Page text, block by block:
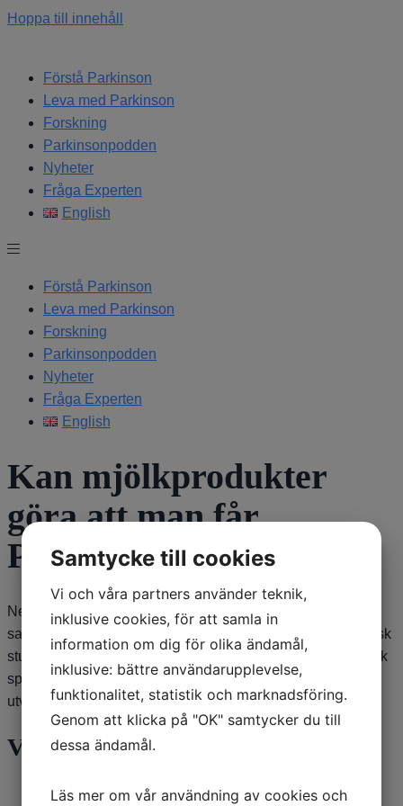
Hoppa till innehåll
Förstå Parkinson
Leva med Parkinson
Forskning
Parkinsonpodden
Nyheter
Fråga Experten
English
Förstå Parkinson
Leva med Parkinson
Forskning
Parkinsonpodden
Nyheter
Fråga Experten
English
Kan mjölkprodukter
göra att man får
Parkinsons sjukdom?
Nej, troligen inte. Det finns forskning som har visat ett visst
samband, men sådant är mycket svårt att bevisa. I en svensk
studie fanns ett svagt sådant samband, men mängden mjölk
spelade ingen roll och filmjölk hade inget samband med
utveckling av Parkinson. /Dag Nyholm
Våra sponsorer
Samtycke till cookies
Vi och våra partners använder teknik,
inklusive cookies, för att samla in
information om dig för olika ändamål,
inklusive: bättre användarupplevelse,
funktionalitet, statistik och marknadsföring.
Genom att klicka på "OK" samtycker du till
dessa ändamål.
Läs mer om vår användning av cookies och